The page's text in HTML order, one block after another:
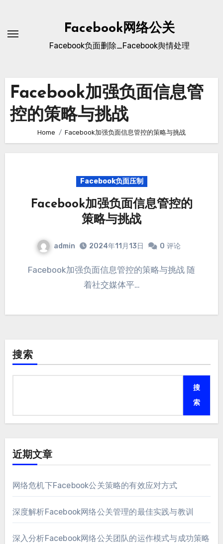
content
Facebook网络公关
Facebook负面删除_Facebook舆情处理
Facebook加强负面信息管
控的策略与挑战
Home Facebook加强负面信息管控的策略与挑战
Facebook负面压制
Facebook加强负面信息管控的
策略与挑战
admin 2024年11月13日 0 评论
Facebook加强负面信息管控的策略与挑战 随
着社交媒体平…
搜索
搜
索
近期文章
网络危机下Facebook公关策略的有效应对方式
深度解析Facebook网络公关管理的最佳实践与教训
深入分析Facebook网络公关团队的运作模式与成功策略